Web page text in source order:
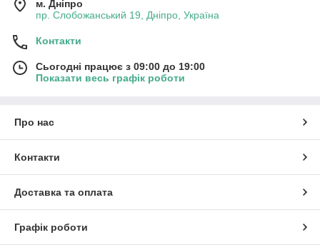
м. Дніпро
пр. Слобожанський 19, Дніпро, Україна
Контакти
Сьогодні працює з 09:00 до 19:00
Показати весь графік роботи
Про нас
Контакти
Доставка та оплата
Графік роботи